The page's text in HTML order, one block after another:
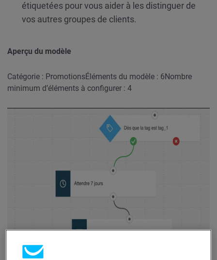
étiquetées pour vous aider à les distinguer de
vos autres groupes de clients.
Aperçu du modèle
Catégorie : PromotionsÉléments du modèle : 6Nombre
minimum d’éléments à configurer : 4